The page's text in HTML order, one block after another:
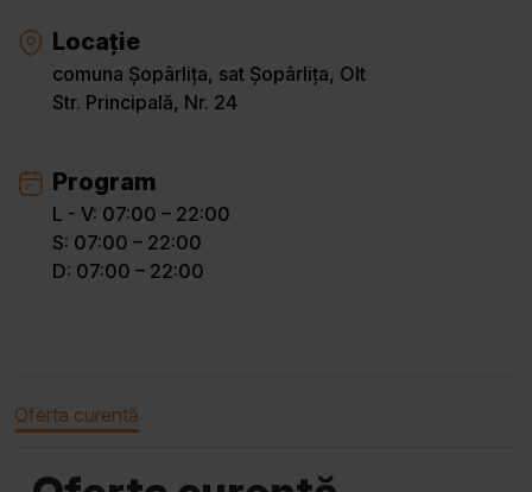
Locație
comuna Șopârlița, sat Șopârlița, Olt
Str. Principală, Nr. 24
Program
L - V: 07:00 – 22:00
S: 07:00 – 22:00
D: 07:00 – 22:00
Oferta curentă